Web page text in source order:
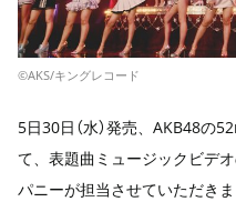
©AKS/キングレコード
5日30日（水）発売、AKB48の
て、表題曲ミュージックビデ
パニーが担当させていただきま